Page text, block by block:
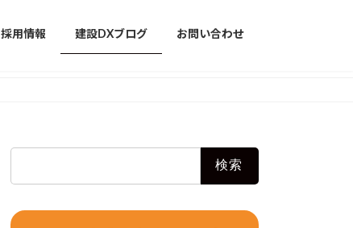
採用情報 建設DXブログ お問い合わせ